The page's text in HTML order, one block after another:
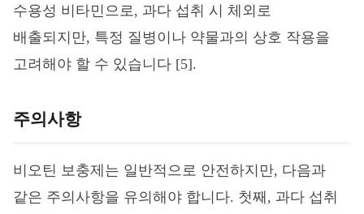
수용성 비타민으로, 과다 섭취 시 체외로
배출되지만, 특정 질병이나 약물과의 상호 작용을
고려해야 할 수 있습니다 [5].
주의사항
비오틴 보충제는 일반적으로 안전하지만, 다음과
같은 주의사항을 유의해야 합니다. 첫째, 과다 섭취